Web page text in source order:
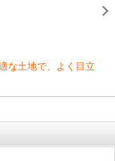
な土地で、よく目立